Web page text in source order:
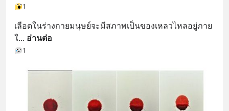
1
เลือดในร่างกายมนุษย์จะมีสภาพเป็นของเหลวไหลอยู่ภาย
ใ... อ่านต่อ
1